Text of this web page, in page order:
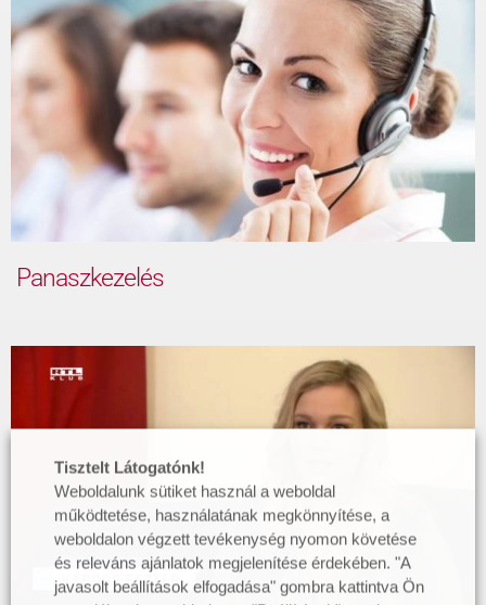
Panaszkezelés
Tisztelt Látogatónk!
Weboldalunk sütiket használ a weboldal
működtetése, használatának megkönnyítése, a
weboldalon végzett tevékenység nyomon követése
és releváns ajánlatok megjelenítése érdekében. "A
javasolt beállítások elfogadása" gombra kattintva Ön